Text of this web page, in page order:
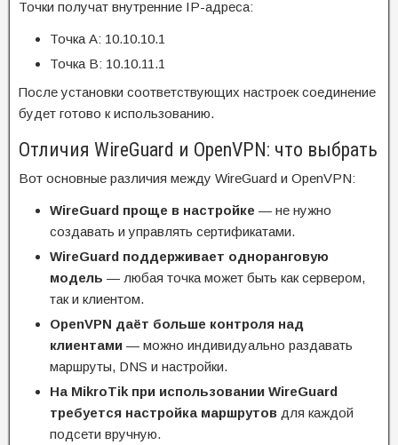
Точки получат внутренние IP-адреса:
Точка A: 10.10.10.1
Точка B: 10.10.11.1
После установки соответствующих настроек соединение
будет готово к использованию.
Отличия WireGuard и OpenVPN: что выбрать
Вот основные различия между WireGuard и OpenVPN:
WireGuard проще в настройке — не нужно
создавать и управлять сертификатами.
WireGuard поддерживает одноранговую
модель — любая точка может быть как сервером,
так и клиентом.
OpenVPN даёт больше контроля над
клиентами — можно индивидуально раздавать
маршруты, DNS и настройки.
На MikroTik при использовании WireGuard
требуется настройка маршрутов для каждой
подсети вручную.